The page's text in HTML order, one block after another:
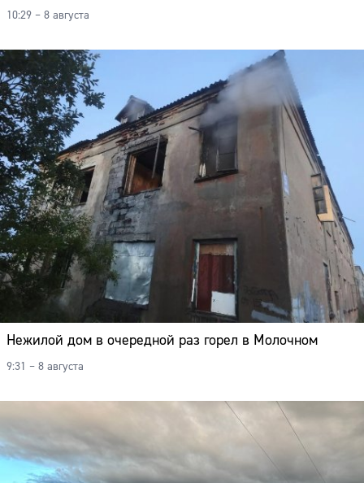
10:29 – 8 августа
Нежилой дом в очередной раз горел в Молочном
9:31 – 8 августа